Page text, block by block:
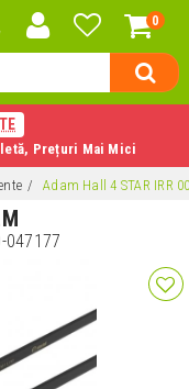
0
Prețuri Mai Mici
Adam Hall 4 STAR IRR
047177